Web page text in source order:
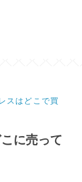
スはどこで買
に売って